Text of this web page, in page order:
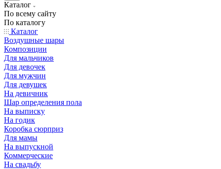
Каталог
По всему сайту
По каталогу
Каталог
Воздушные шары
Композиции
Для мальчиков
Для девочек
Для мужчин
Для девушек
На девичник
Шар определения пола
На выписку
На годик
Коробка сюрприз
Для мамы
На выпускной
Коммерческие
На свадьбу